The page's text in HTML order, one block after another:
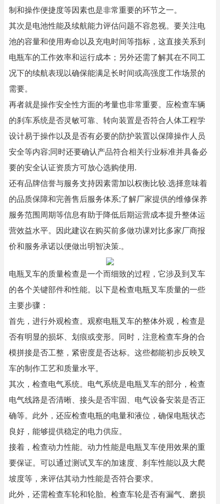
制和操作便捷度等因素也是非常重要的环节之一。
其次是电池性能及续航能力评估问题不容忽视。要关注电
池的容量和使用寿命以及充电时间等指标，这直接关系到
电瓶车的工作效率和运行成本；另外还需了解其在不同工
况下的续航表现以确保能满足长时间或高强度工作场景的
需要。
再者就是操作安全性方面的考量也非常重要。应检查车辆
的刹车系统是否灵敏可靠、转向装置是否符合人体工程学
设计易于操作以及是否有必要的防护装置以保障操作人员
安全等内容;同时还要确认产品符合相关行业标准并具备必
要的安全认证资质方可放心选购使用.
还有品牌信誉与服务支持因素需加以权衡比较.选择意味着
的品质保障和完善售后服务体系;了解厂家提供的维修保养
服务范围周期等信息有助于降低后期运营成本提升整体运
营效益水平。因此建议在购买前多做功课对比多家厂商报
价和服务承诺以便做出明智决策.。
电瓶叉车的质量检查是一个而细致的过程，它涉及到叉车
的各个关键部件和性能。以下是检查电瓶叉车质量的一些
主要步骤：
首先，进行外观检查。观察电瓶叉车的整体外观，检查是
否有明显的损坏、划痕或变形。同时，注意检查车身的合
模拼接是否工整，紧密度是否达标。这些都能初步反映叉
车的制作工艺和质量水平。
其次，检查电气系统。电气系统是电瓶叉车的部分，检查
电气线路是否清晰、接头是否牢固、电气设备安装是否正
确等。此外，还应检查电瓶的电量和液位，确保电瓶状态
良好，能够提供稳定的电力供应。
接着，检查动力性能。动力性能是电瓶叉车使用效果的重
要保证。可以通过测试叉车的加速度、刹车性能以及大爬
坡度等，来评估其动力性能是否符合要求。
此外，还需检查车轮和轮胎。检查车轮是否有漏气、磨损